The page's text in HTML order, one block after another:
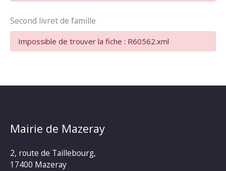
Second livret de famille
Impossible de trouver la fiche : R60562.xml
Mairie de Mazeray
2, route de Taillebourg,
17400 Mazeray